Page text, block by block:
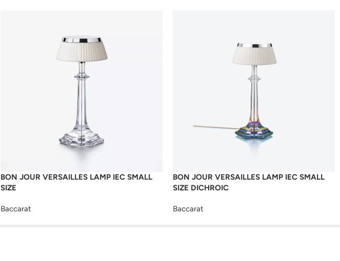
BON JOUR VERSAILLES LAMP IEC SMALL
SIZE
Baccarat
BON JOUR VERSAILLES LAMP IEC SMALL
SIZE DICHROIC
Baccarat